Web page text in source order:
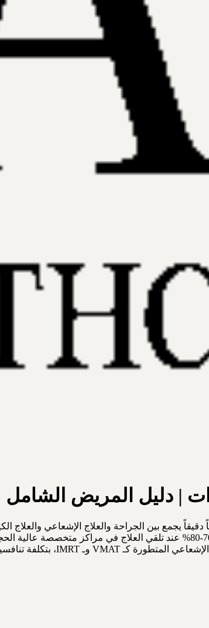
| دليل المريض الشامل
يجمع بين الجراحة والعلاج الإشعاعي والعلاج